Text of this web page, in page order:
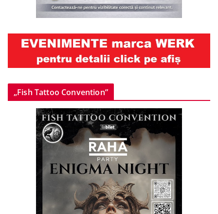
„Fish Tattoo Convention”